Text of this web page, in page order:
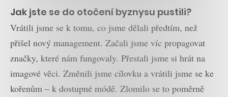
Jak jste se do otočení byznysu pustili?
Vrátili jsme se k tomu, co jsme dělali předtím, než
přišel nový management. Začali jsme víc propagovat
značky, které nám fungovaly. Přestali jsme si hrát na
imagové věci. Změnili jsme cílovku a vrátili jsme se ke
kořenům – k dostupné módě. Zlomilo se to poměrně